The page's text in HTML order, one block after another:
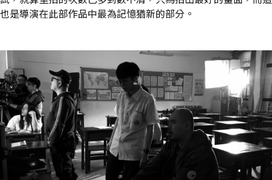
也是導演在此部作品中最為記憶猶新的部分。